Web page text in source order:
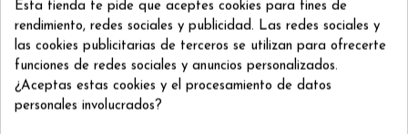
Reviews
Formato/Format 20 CL
Esta tienda te pide que aceptes cookies para fines de
rendimiento, redes sociales y publicidad. Las redes sociales y
las cookies publicitarias de terceros se utilizan para ofrecerte
funciones de redes sociales y anuncios personalizados.
¿Aceptas estas cookies y el procesamiento de datos
personales involucrados?